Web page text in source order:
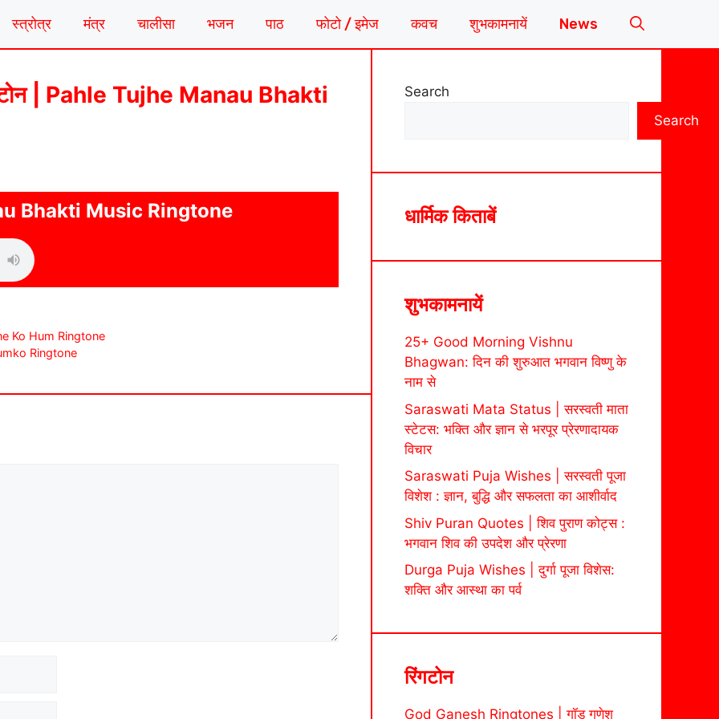
स्त्रोत्र मंत्र चालीसा भजन पाठ फोटो / इमेज कवच शुभकामनायें News
| Pahle Tujhe Manau Bhakti
Bhakti Music Ringtone
Ko Hum Ringtone
Ringtone
Search
Search
धार्मिक किताबें
शुभकामनायें
25+ Good Morning Vishnu
Bhagwan: दिन की शुरुआत भगवान विष्णु के
नाम से
Saraswati Mata Status | सरस्वती माता
स्टेटस: भक्ति और ज्ञान से भरपूर प्रेरणादायक
विचार
Saraswati Puja Wishes | सरस्वती पूजा
विशेश : ज्ञान, बुद्धि और सफलता का आशीर्वाद
Shiv Puran Quotes | शिव पुराण कोट्स :
भगवान शिव की उपदेश और प्रेरणा
Durga Puja Wishes | दुर्गा पूजा विशेस:
शक्ति और आस्था का पर्व
रिंगटोन
God Ganesh Ringtones | गॉड गणेश